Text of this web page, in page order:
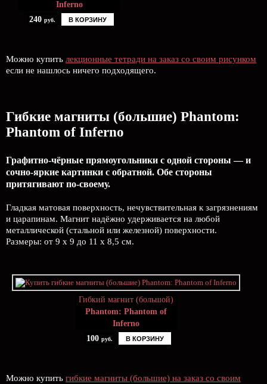
Inferno
240 руб. В КОРЗИНУ
Можно купить лекционные тетради на заказ со своим рисунком
если не нашлось ничего подходящего.
Гибкие магниты (большие) Phantom:
Phantom of Inferno
Графитно-чёрные прямоугольники с одной стороны — и
сочно-яркие картинки с обратной. Обе стороны
притягивают по-своему.
Гладкая матовая поверхность, нечувствительная к загрязнениям
и царапинам. Магнит надёжно удерживается на любой
металлической (стальной или железной) поверхности.
Размеры: от 9 х 9 до 11 х 8,5 см.
Гибкий магнит (большой)
Phantom: Phantom of
Inferno
100 руб. В КОРЗИНУ
Можно купить гибкие магниты (большие) на заказ со своим